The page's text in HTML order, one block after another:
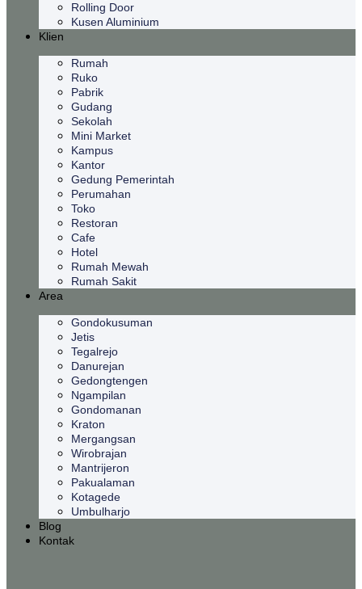
Rolling Door
Kusen Aluminium
Klien
Rumah
Ruko
Pabrik
Gudang
Sekolah
Mini Market
Kampus
Kantor
Gedung Pemerintah
Perumahan
Toko
Restoran
Cafe
Hotel
Rumah Mewah
Rumah Sakit
Area
Gondokusuman
Jetis
Tegalrejo
Danurejan
Gedongtengen
Ngampilan
Gondomanan
Kraton
Mergangsan
Wirobrajan
Mantrijeron
Pakualaman
Kotagede
Umbulharjo
Blog
Kontak